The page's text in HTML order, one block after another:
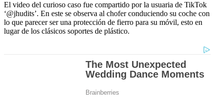
El video del curioso caso fue compartido por la usuaria de TikTok
‘@jhudits’. En este se observa al chofer conduciendo su coche con
lo que parecer ser una protección de fierro para su móvil, esto en
lugar de los clásicos soportes de plástico.